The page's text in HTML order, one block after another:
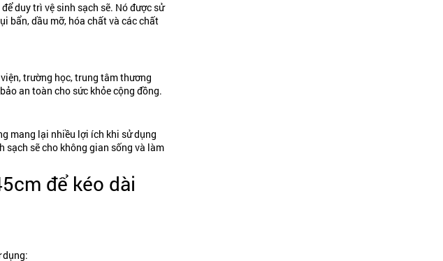
duy trì vệ sinh sạch sẽ. Nó được sử
bẩn, dầu mỡ, hóa chất và các chất
trường học, trung tâm thương
an toàn cho sức khỏe cộng đồng.
mang lại nhiều lợi ích khi sử dụng
sẽ cho không gian sống và làm
để kéo dài
dụng: